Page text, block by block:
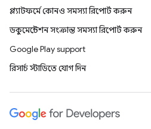
প্ল্যাটফর্মে কোনও সমস্যা রিপোর্ট করুন
ডকুমেন্টেশন সংক্রান্ত সমস্যা রিপোর্ট করুন
Google Play support
রিসার্চ স্টাডিতে যোগ দিন